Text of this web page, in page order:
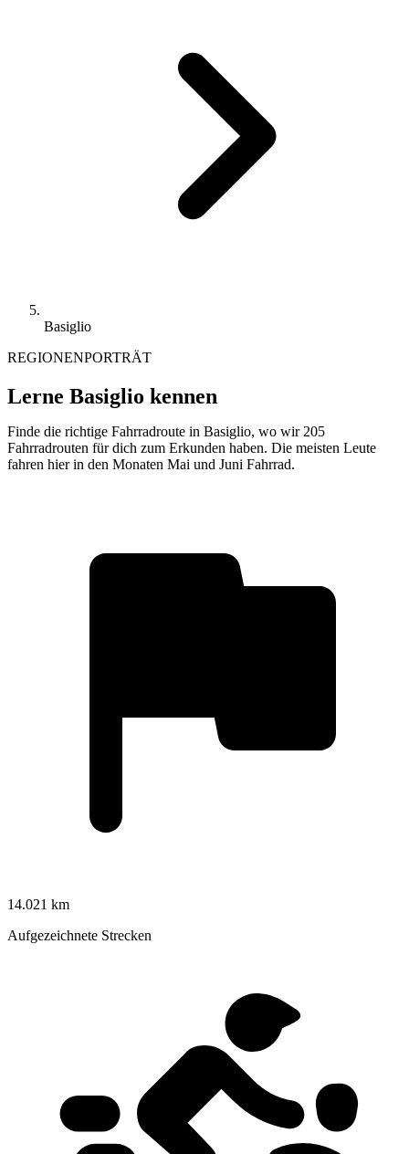
Basiglio
REGIONENPORTRÄT
Lerne Basiglio kennen
Finde die richtige Fahrradroute in Basiglio, wo wir 205
Fahrradrouten für dich zum Erkunden haben. Die meisten Leute
fahren hier in den Monaten Mai und Juni Fahrrad.
14.021 km
Aufgezeichnete Strecken